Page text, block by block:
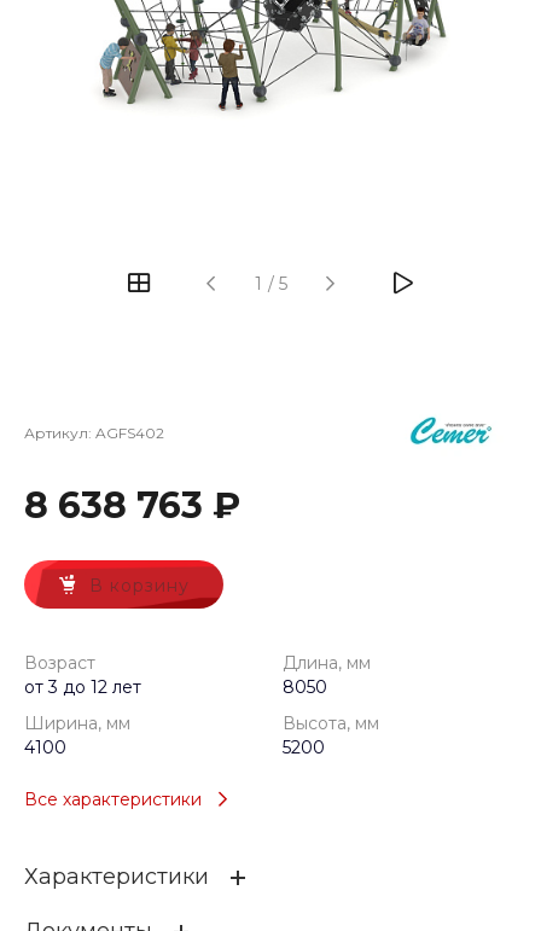
1 / 5
Артикул: AGFS402
8 638 763 ₽
В корзину
Возраст
от 3 до 12 лет
Длина, мм
8050
Ширина, мм
4100
Высота, мм
5200
Все характеристики
Характеристики